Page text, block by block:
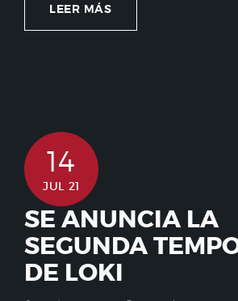
LEER MÁS
14
JUL 21
SE ANUNCIA LA
SEGUNDA
DE LOKI